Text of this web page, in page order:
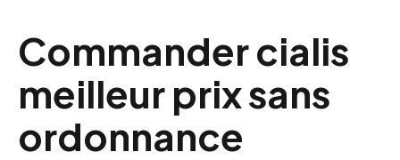
Commander cialis
meilleur prix sans
ordonnance